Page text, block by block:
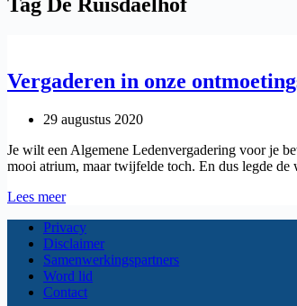
Vergaderen in onze
29 augustus 2020
Je wilt een Algemene Ledenvergadering voor je
mooi atrium, maar twijfelde toch. En dus legde
Lees meerVergaderen
onze
ontmoetingsruimte:
Mag
dat?
Privacy
Disclaimer
Samenwerkingspartners
Word lid
Contact